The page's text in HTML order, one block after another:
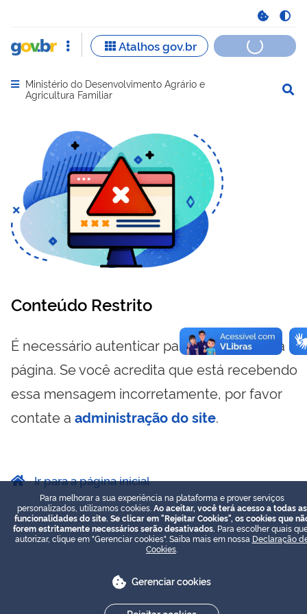
Abrir menu principal de navegação
Ministério do Desenvolvimento Agrário e
Agricultura Familiar
Conteúdo Restrito
É necessário autenticar para visualizar essa
página. Se você acredita que está recebendo
essa mensagem incorretamente, por favor
contate a administração do site.
Ir para a página inicial
Para melhorar a sua experiência na plataforma e prover serviços
personalizados, utilizamos cookies. Ao aceitar, você terá acesso a todas as
funcionalidades do site. Se clicar em "Rejeitar Cookies", os cookies que
forem estritamente necessários serão desativados. Para escolher quais
autorizar, clique em "Gerenciar cookies". Saiba mais em nossa Declaração
Cookies
Gerenciar cookies